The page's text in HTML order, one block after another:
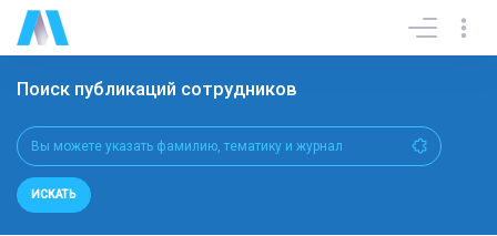
Поиск публикаций сотрудников
ИСКАТЬ